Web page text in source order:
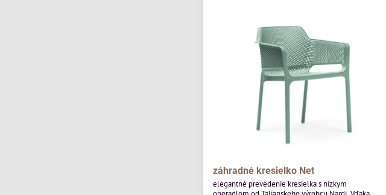
záhradné kresielko Net
elegantné prevedenie kresielka s nízkym